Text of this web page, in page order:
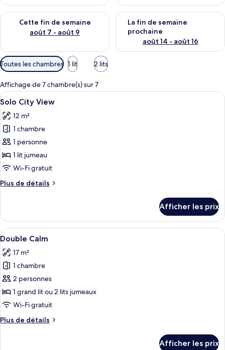
Cette fin de semaine
août 7 - août 9
Vérifier la disponibilité pour cette fin de semaine août 7 -
La fin de semaine
prochaine
août 14 - août 16
Vérifier la disponibilité pour
Filtres
disponibles
pour
les
chambres
Toutes les chambres 1 lit 2 lits
Affichage de 7 chambre(s) sur 7
Afficher
toutes
les
photos
pour
ce
type
chambre :
View
Un lit bien fait, agrémenté
10
Solo City View
12 m²
1 chambre
1 personne
1 lit jumeau
Wi-Fi gratuit
Plus de détails
Plus
Solo
City
View
Afficher les prix
Afficher
toutes
les
photos
pour
ce
type
chambre :
Une chambre à coucher avec un
29
Double Calm
17 m²
1 chambre
2 personnes
1 grand lit ou 2 lits jumeaux
Wi-Fi gratuit
Plus de détails
Plus
Afficher les prix